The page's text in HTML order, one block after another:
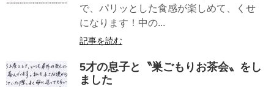
で、パリッとした食感が楽しめて、くせ
になります！中の...
記事を読む
5才の息子と〝巣ごもりお茶会〟をし
ました